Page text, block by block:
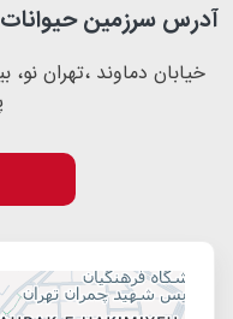
آدرس سرزمین
خیابان دماوند ،تهران نو،